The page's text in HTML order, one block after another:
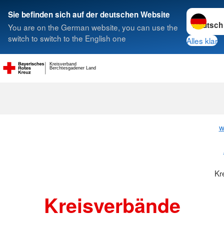
Sie befinden sich auf der deutschen Website
You are on the German website, you can use the
switch to switch to the English one
Sprache
Alles klar
Berchtesgadener Land
Kreisverband
Suche
Kreisverbände